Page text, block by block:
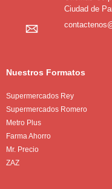
Ciudad de
Nuestros Formatos
Supermercados Rey
Supermercados Romero
Metro Plus
Farma Ahorro
Mr. Precio
ZAZ